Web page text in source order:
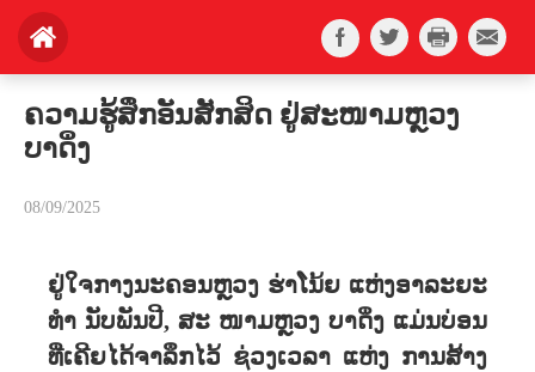
ຄວາມຮູ້ສຶກອັນສັກສິດ ຢູ່ສະໜາມຫຼວງ
ບາດິ່ງ
08/09/2025
ຢູ່ໃຈກາງນະຄອນຫຼວງ ຮ່າໂນ້ຍ ແຫ່ງອາລະຍະ
ທຳ ນັບພັນປີ, ສະ ໜາມຫຼວງ ບາດິ່ງ ແມ່ນບ່ອນ
ທີ່ເຄີຍໄດ້ຈາລຶກໄວ້ ຊ່ວງເວລາ ແຫ່ງ ການສ້າງ